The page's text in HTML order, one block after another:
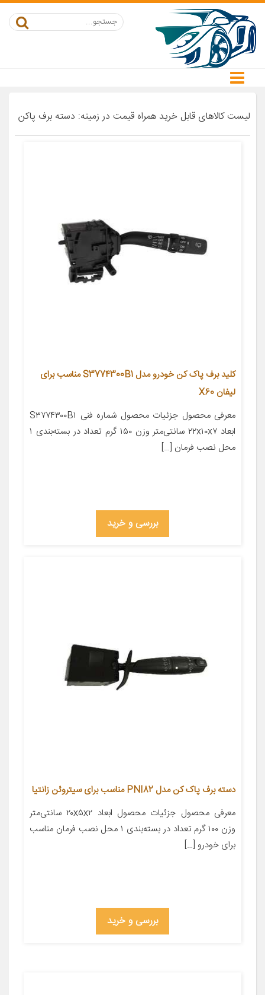
لیست کالاهای قابل خرید همراه قیمت در زمینه: دسته برف پاکن
کلید برف پاک کن خودرو مدل S3774300B1 مناسب برای
لیفان X60
معرفی محصول جزئیات محصول شماره فنی S۳۷۷۴۳۰۰B۱
ابعاد ۲۲x۱۰x۷ سانتی‌متر وزن ۱۵۰ گرم تعداد در بسته‌بندی ۱
محل نصب فرمان […]
بررسی و خرید
دسته برف پاک کن مدل PNI82 مناسب برای سیتروئن زانتیا
معرفی محصول جزئیات محصول ابعاد ۲۰x۵x۲ سانتی‌متر
وزن ۱۰۰ گرم تعداد در بسته‌بندی ۱ محل نصب فرمان مناسب
برای خودرو […]
بررسی و خرید